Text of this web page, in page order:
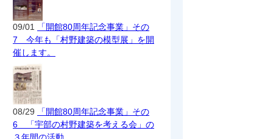
09/01
「開館80周年記念事業」その
7 今年も「村野建築の模型展」を開
催します。
08/29
「開館80周年記念事業」その
6 「宇部の村野建築を考える会」の